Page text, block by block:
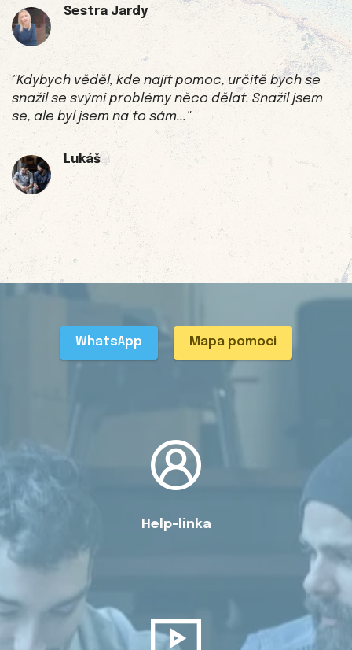
Sestra Jardy
"Kdybych věděl, kde najít pomoc, určitě bych se
snažil se svými problémy něco dělat. Snažil jsem
se, ale byl jsem na to sám..."
Lukáš
WhatsApp Mapa pomoci
Help-linka